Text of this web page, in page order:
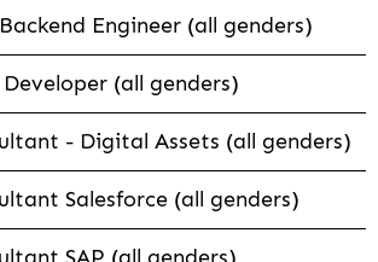
Engineer (all genders)
(all genders)
- Digital Assets (all genders)
Salesforce (all genders)